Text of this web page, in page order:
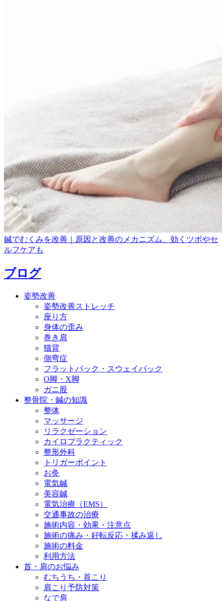
鍼でむくみを改善｜原因と改善のメカニズム、効くツボやセ
ルフケアも
ブログ
姿勢改善
姿勢改善ストレッチ
座り方
身体の歪み
巻き肩
猫背
側弯症
フラットバック・スウェイバック
O脚・X脚
ガニ股
整骨院・鍼の知識
整体
マッサージ
リラクゼーション
カイロプラクティック
整形外科
トリガーポイント
お灸
電気鍼
美容鍼
電気治療（EMS）
交通事故の治療
施術内容・効果・注意点
施術の痛み・好転反応・揉み返し
施術の料金
利用方法
首・肩のお悩み
むちうち・首こり
肩こり予防対策
なで肩